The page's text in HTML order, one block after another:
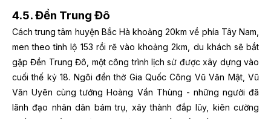
4.5. Đền Trung Đô
Cách trung tâm huyện Bắc Hà khoảng 20km về phía Tây Nam,
men theo tỉnh lộ 153 rồi rẽ vào khoảng 2km, du khách sẽ bắt
gặp Đền Trung Đô, một công trình lịch sử được xây dựng vào
cuối thế kỷ 18. Ngôi đền thờ Gia Quốc Công Vũ Văn Mật, Vũ
Văn Uyên cùng tướng Hoàng Vần Thùng - những người đã
lãnh đạo nhân dân bám trụ, xây thành đắp lũy, kiên cường